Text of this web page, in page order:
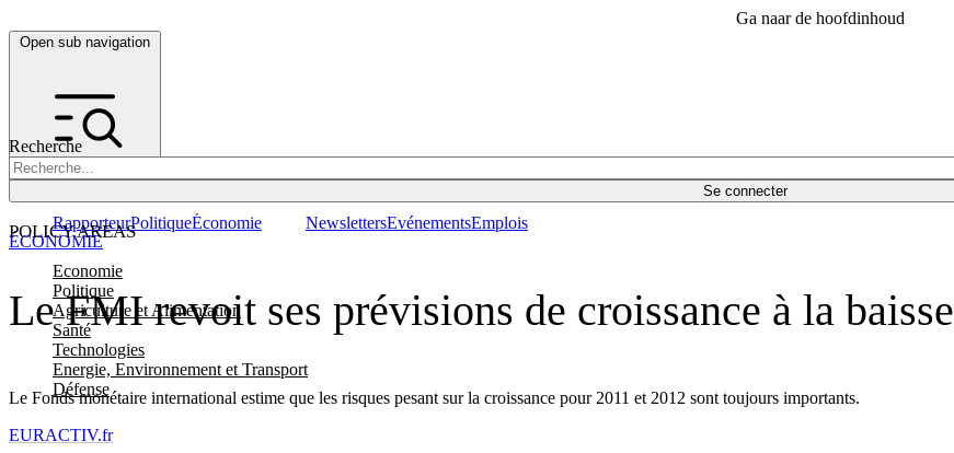
Ga naar de hoofdinhoud
Open sub navigation
Recherche
Se connecter
POLICY AREAS
Economie
Politique
Agriculture et Alimentation
Santé
Technologies
Energie, Environnement et Transport
Défense
RapporteurPolitiqueÉconomie NewslettersEvénementsEmplois
Le FMI revoit ses prévisions de croissance à la baisse
Le Fonds monétaire international estime que les risques pesant sur la croissance pour 2011 et 2012 sont toujours importants.
ÉCONOMIE
EURACTIV.fr